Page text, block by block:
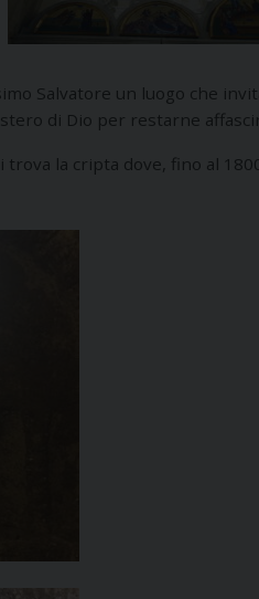
Salvatore un luogo che
di Dio per restarne
la cripta dove, fino al